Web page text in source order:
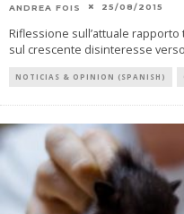
ANDREA FOIS 25/08/2015
Riflessione sull’attuale
sul crescente disinteresse
NOTICIAS & OPINION (SPANISH)